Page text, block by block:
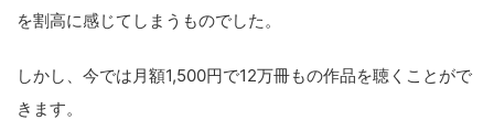
を割高に感じてしまうものでした。
しかし、今では月額1,500円で12万冊もの作品を聴くことがで
きます。